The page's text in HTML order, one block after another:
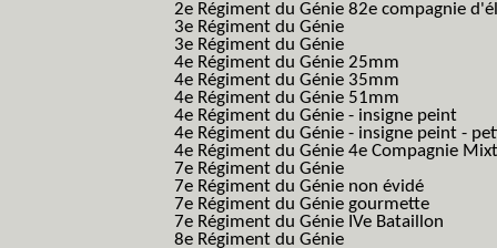
2e Régiment du Génie 82e compagnie
3e Régiment du Génie
3e Régiment du Génie
4e Régiment du Génie 25mm
4e Régiment du Génie 35mm
4e Régiment du Génie 51mm
4e Régiment du Génie - insigne peint
4e Régiment du Génie - insigne peint -
4e Régiment du Génie 4e Compagnie
7e Régiment du Génie
7e Régiment du Génie non évidé
7e Régiment du Génie gourmette
7e Régiment du Génie IVe Bataillon
8e Régiment du Génie